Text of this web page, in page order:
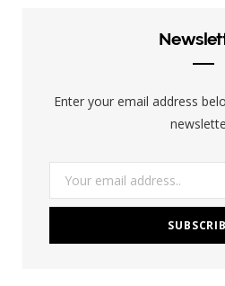
Enter your email address